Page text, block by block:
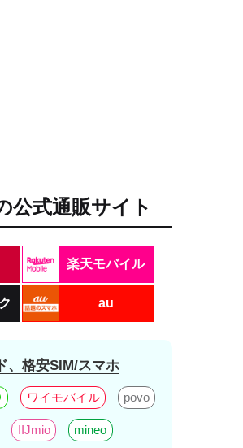
公式通販サイト
楽天モバイル
au
、格安SIM/スマホ
ワイモバイル povo
IIJmio mineo